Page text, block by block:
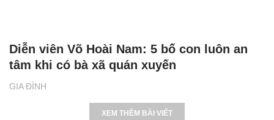
GIA ĐÌNH
Diễn viên Võ Hoài Nam: 5 bố con luôn an
tâm khi có bà xã quán xuyến
XEM THÊM BÀI VIẾT